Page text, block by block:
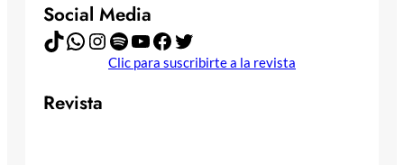
Social Media
TikTok WhatsApp Instagram Spotify YouTube Facebook Twitter
Clic para suscribirte a la revista
Revista